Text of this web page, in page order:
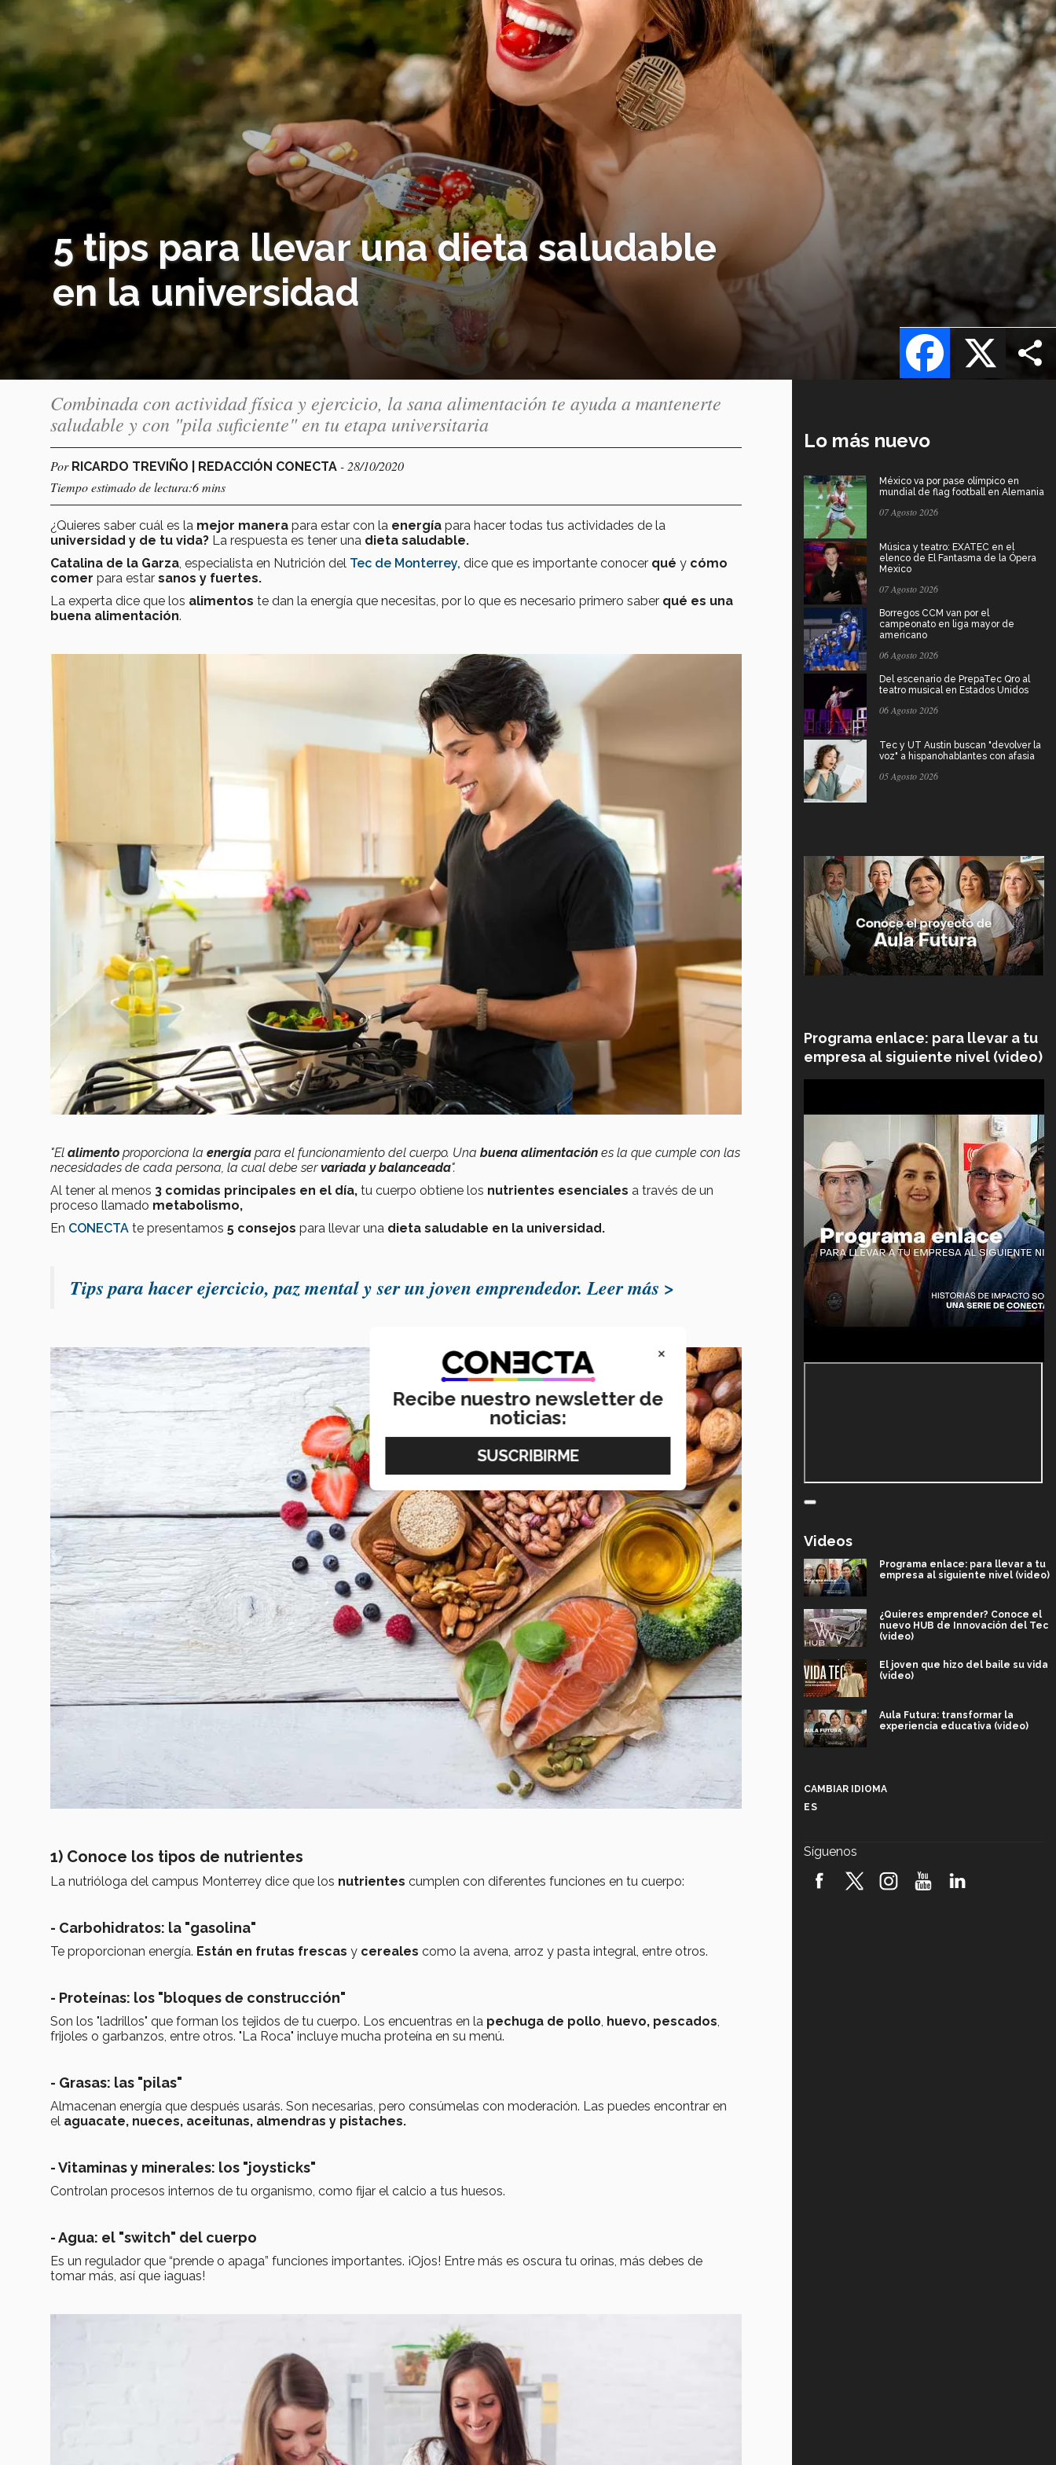
5 tips para llevar una dieta saludable
en la universidad
X
Facebook
Combinada con actividad física y ejercicio, la sana alimentación te ayuda a mantenerte
saludable y con "pila suficiente" en tu etapa universitaria
Por RICARDO TREVIÑO | REDACCIÓN CONECTA - 28/10/2020
Tiempo estimado de lectura:6 mins
¿Quieres saber cuál es la mejor manera para estar con la energía para hacer todas tus actividades de la
universidad y de tu vida? La respuesta es tener una dieta saludable.
Catalina de la Garza , especialista en Nutrición del Tec de Monterrey, dice que es importante conocer qué y cómo
comer para estar sanos y fuertes.
La experta dice que los alimentos te dan la energía que necesitas, por lo que es necesario primero saber qué es una
buena alimentación.
"El alimento proporciona la energía para el funcionamiento del cuerpo. Una buena alimentación es la que cumple con las
necesidades de cada persona, la cual debe servariada y balanceada".
Al tener al menos 3 comidas principales en el día, tu cuerpo obtiene los nutrientes esenciales a través de un
proceso llamado metabolismo,
En CONECTA te presentamos 5 consejos para llevar una dieta saludable en la universidad.
Tips para hacer ejercicio, paz mental y ser un joven emprendedor. Leer más >
1) Conoce los tipos de nutrientes
La nutrióloga del campus Monterrey dice que los nutrientes cumplen con diferentes funciones en tu cuerpo:
- Carbohidratos: la "gasolina"
Te proporcionan energía. Están en frutas frescas y cereales como la avena, arroz y pasta integral, entre otros.
- Proteínas: los "bloques de construcción"
Son los "ladrillos" que forman los tejidos de tu cuerpo. Los encuentras en la pechuga de pollo, huevo, pescados,
frijoles o garbanzos, entre otros. "La Roca" incluye mucha proteína en su menú.
- Grasas: las "pilas"
Almacenan energía que después usarás. Son necesarias, pero consúmelas con moderación. Las puedes encontrar en
el aguacate, nueces, aceitunas, almendras y pistaches.
- Vitaminas y minerales: los "joysticks"
Controlan procesos internos de tu organismo, como fijar el calcio a tus huesos.
- Agua: el "switch" del cuerpo
Es un regulador que “prende o apaga” funciones importantes. ¡Ojos! Entre más es oscura tu orinas, más debes de
tomar más, así que ¡aguas!
Lo más nuevo
México va por pase olímpico en
mundial de flag football en Alemania
07 Agosto 2026
Música y teatro: EXATEC en el
elenco de El Fantasma de la Ópera
Mexico
07 Agosto 2026
Borregos CCM van por el
campeonato en liga mayor de
americano
06 Agosto 2026
Del escenario de PrepaTec Qro al
teatro musical en Estados Unidos
06 Agosto 2026
Tec y UT Austin buscan "devolver la
voz" a hispanohablantes con afasia
05 Agosto 2026
Programa enlace: para llevar a tu
empresa al siguiente nivel (video)
Videos
Programa enlace: para llevar a tu
empresa al siguiente nivel (video)
¿Quieres emprender? Conoce el
nuevo HUB de Innovación del Tec
(video)
El joven que hizo del baile su vida
(video)
Aula Futura: transformar la
experiencia educativa (video)
robótica FIRST 2026! (video)
CAMBIAR IDIOMA
ES
Síguenos
×
Recibe nuestro newsletter de
noticias: